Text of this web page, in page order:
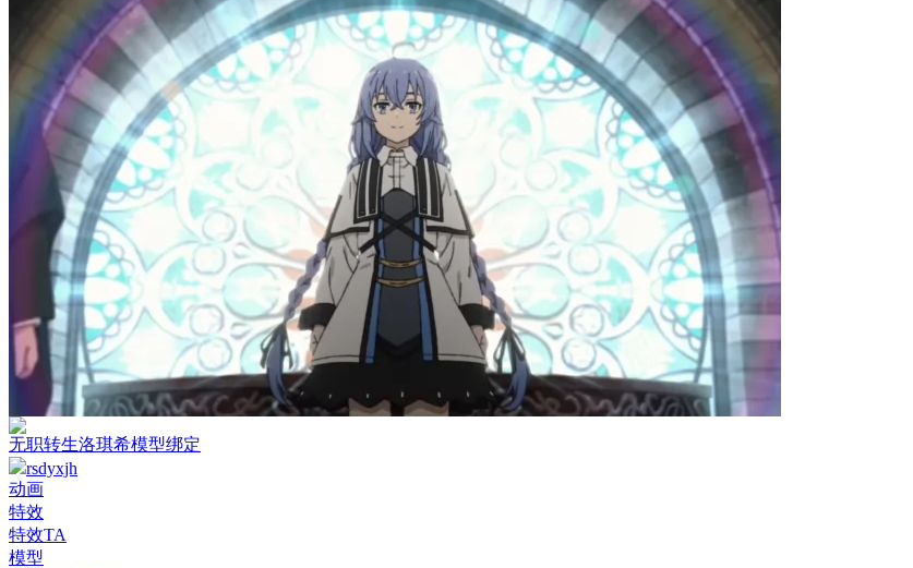
无职转生洛琪希模型绑定
rsdyxjh
动画
特效
特效TA
模型